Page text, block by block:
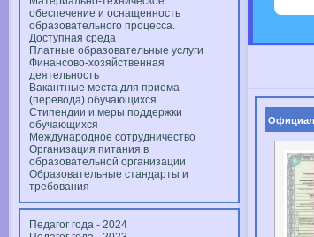
обеспечение и оснащенность
образовательного процесса.
Доступная среда
Платные образовательные услуги
Финансово-хозяйственная
деятельность
Вакантные места для приема
(перевода) обучающихся
Стипендии и меры поддержки
обучающихся
Международное сотрудничество
Организация питания в
образовательной организации
Образовательные стандарты и
требования
Педагог года - 2024